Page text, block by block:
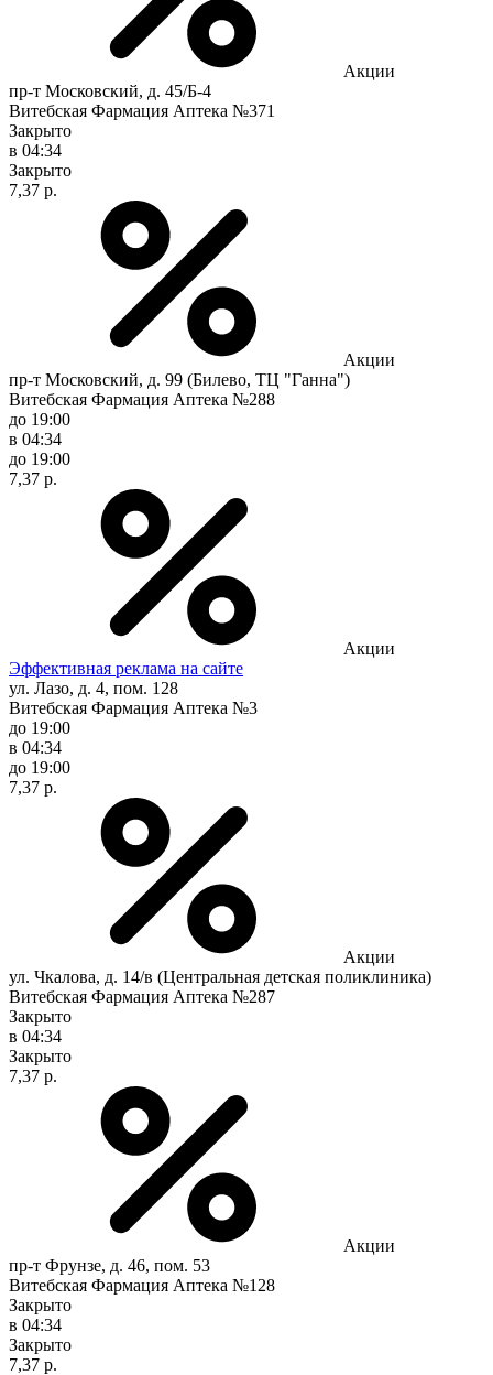
Акции
пр-т Московский, д. 45/Б-4
Витебская Фармация Аптека №371
Закрыто
в 04:34
Закрыто
7,37 р.
Акции
пр-т Московский, д. 99 (Билево, ТЦ "Ганна")
Витебская Фармация Аптека №288
до 19:00
в 04:34
до 19:00
7,37 р.
Акции
Эффективная реклама на сайте
ул. Лазо, д. 4, пом. 128
Витебская Фармация Аптека №3
до 19:00
в 04:34
до 19:00
7,37 р.
Акции
ул. Чкалова, д. 14/в (Центральная детская поликлиника)
Витебская Фармация Аптека №287
Закрыто
в 04:34
Закрыто
7,37 р.
Акции
пр-т Фрунзе, д. 46, пом. 53
Витебская Фармация Аптека №128
Закрыто
в 04:34
Закрыто
7,37 р.